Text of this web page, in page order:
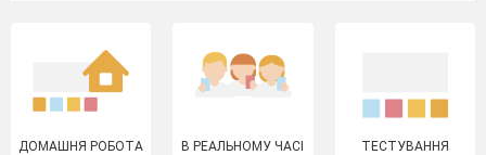
ДОМАШНЯ РОБОТА В РЕАЛЬНОМУ ЧАСІ ТЕСТУВАННЯ